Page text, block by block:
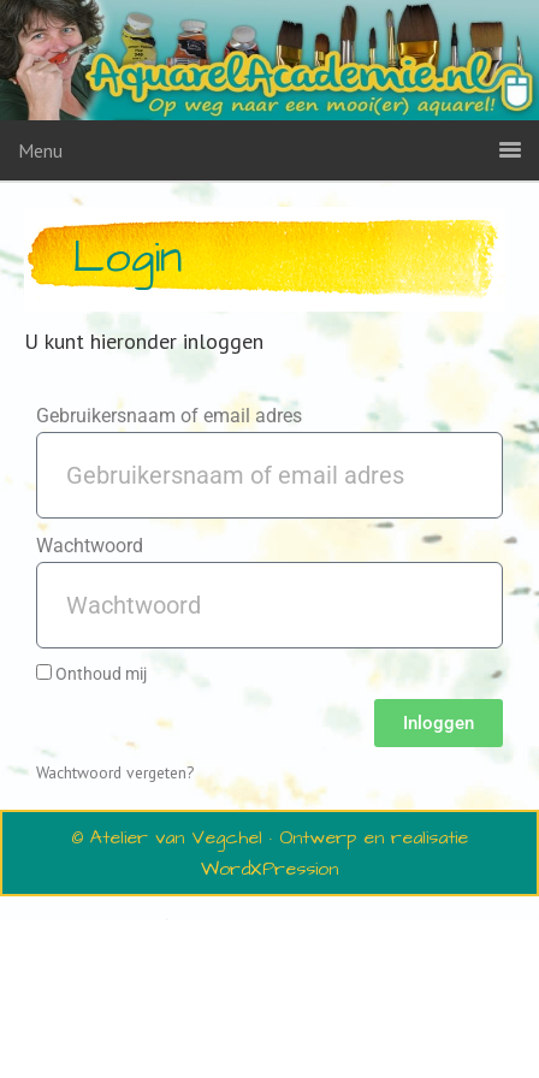
Menu
Login
U kunt hieronder inloggen
Gebruikersnaam of email adres
Wachtwoord
Onthoud mij
Inloggen
Wachtwoord vergeten?
© Atelier van Vegchel · Ontwerp en realisatie
WordXPression